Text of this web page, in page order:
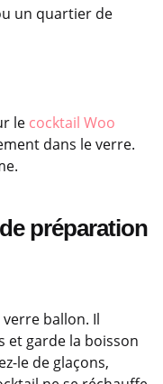
un quartier de
le cocktail Woo
dans le verre.
préparation
ballon. Il
et garde la boisson
le de glaçons,